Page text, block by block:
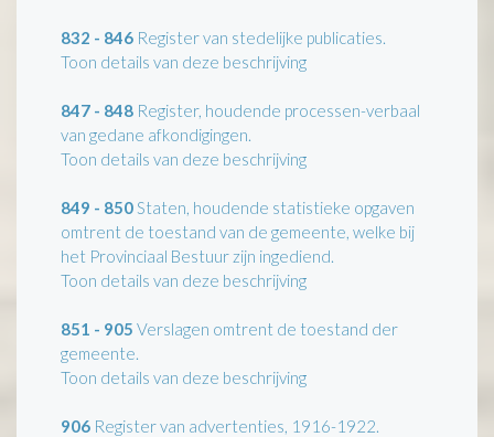
832 - 846 Register van stedelijke publicaties.
Toon details van deze beschrijving
847 - 848 Register, houdende processen-verbaal
van gedane afkondigingen.
Toon details van deze beschrijving
849 - 850Staten, houdende statistieke opgaven
omtrent de toestand van de gemeente, welke bij
het Provinciaal Bestuur zijn ingediend.
Toon details van deze beschrijving
851 - 905 Verslagen omtrent de toestand der
gemeente.
Toon details van deze beschrijving
906 Register van advertenties, 1916-1922.